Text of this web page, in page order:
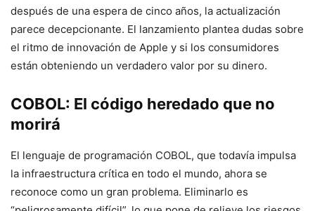
después de una espera de cinco años, la actualización
parece decepcionante. El lanzamiento plantea dudas sobre
el ritmo de innovación de Apple y si los consumidores
están obteniendo un verdadero valor por su dinero.
COBOL: El código heredado que no
morirá
El lenguaje de programación COBOL, que todavía impulsa
la infraestructura crítica en todo el mundo, ahora se
reconoce como un gran problema. Eliminarlo es